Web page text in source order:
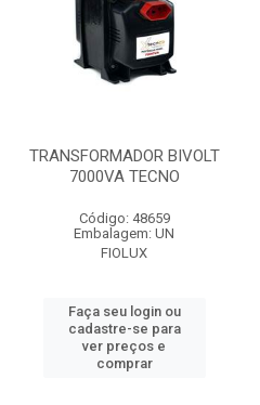
TRANSFORMADOR BIVOLT
7000VA TECNO
Código: 48659
Embalagem: UN
FIOLUX
Faça seu login ou
cadastre-se para
ver preços e
comprar